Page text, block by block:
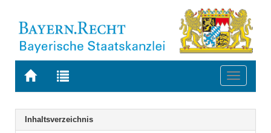
Zur
BAYERN.RECHT
Zur
letzten
Suche
Toggle
Navigation
Inhaltsverzeichnis